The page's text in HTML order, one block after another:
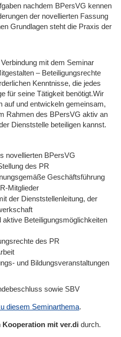
nachdem BPersVG kennen
der novellierten Fassung
Grundlagen steht die Praxis der
mit dem Seminar
– Beteiligungsrechte
Kenntnisse, die jedes
für seine Tätigkeit benötigt.Wir
auf und entwickeln gemeinsam,
Rahmen des BPersVG aktiv an
Dienststelle beteiligen kannst.
novellierten BPersVG
des PR
Geschäftsführung
Mitglieder
der Dienststellenleitung, der
Beteiligungsmöglichkeiten
des PR
und Bildungsveranstaltungen
sowie SBV
diesem Seminarthema.
Kooperation mit ver.di durch.